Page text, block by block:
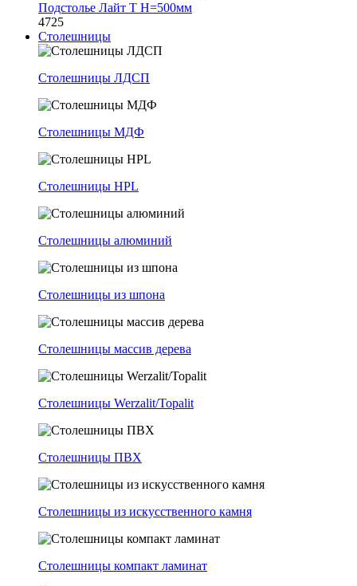
Подстолье Лайт Т H=500мм
4725
Столешницы
Столешницы ЛДСП
Столешницы МДФ
Столешницы HPL
Столешницы алюминий
Столешницы из шпона
Столешницы массив дерева
Столешницы Werzalit/Topalit
Столешницы ПВХ
Столешницы из искусственного камня
Столешницы компакт ламинат